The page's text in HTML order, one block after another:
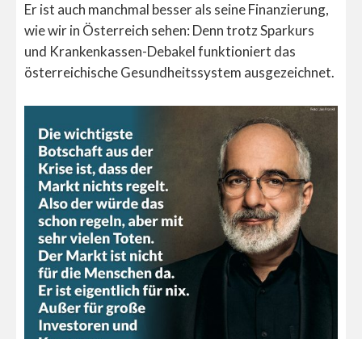
Er ist auch manchmal besser als seine Finanzierung,
wie wir in Österreich sehen: Denn trotz Sparkurs
und Krankenkassen-Debakel funktioniert das
österreichische Gesundheitssystem ausgezeichnet.